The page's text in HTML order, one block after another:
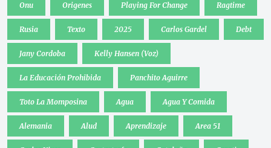
Onu Origenes Playing For Change Ragtime
Rusia Texto 2025 Carlos Gardel Debt
Jany Cordoba Kelly Hansen (Voz)
La Educación Prohibida Panchito Aguirre
Toto La Momposina Agua Agua Y Comida
Alemania Alud Aprendizaje Area 51